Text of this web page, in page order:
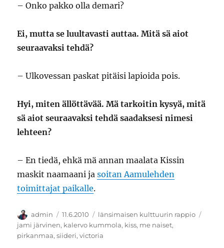
– Onko pakko olla demari?
Ei, mutta se luultavasti auttaa. Mitä sä aiot
seuraavaksi tehdä?
– Ulkovessan paskat pitäisi lapioida pois.
Hyi, miten ällöttävää. Mä tarkoitin kysyä, mitä
sä aiot seuraavaksi tehdä saadaksesi nimesi
lehteen?
– En tiedä, ehkä mä annan maalata Kissin
maskit naamaani jasoitan Aamulehden
toimittajat paikalle.
Kirjoittaja
admin Julkaistu
11.6.2010 Kategoriat
länsimaisen kulttuurin rappio
jami järvinen, kalervo kummola, kiss, me naiset,
pirkanmaa,siideri,victoria